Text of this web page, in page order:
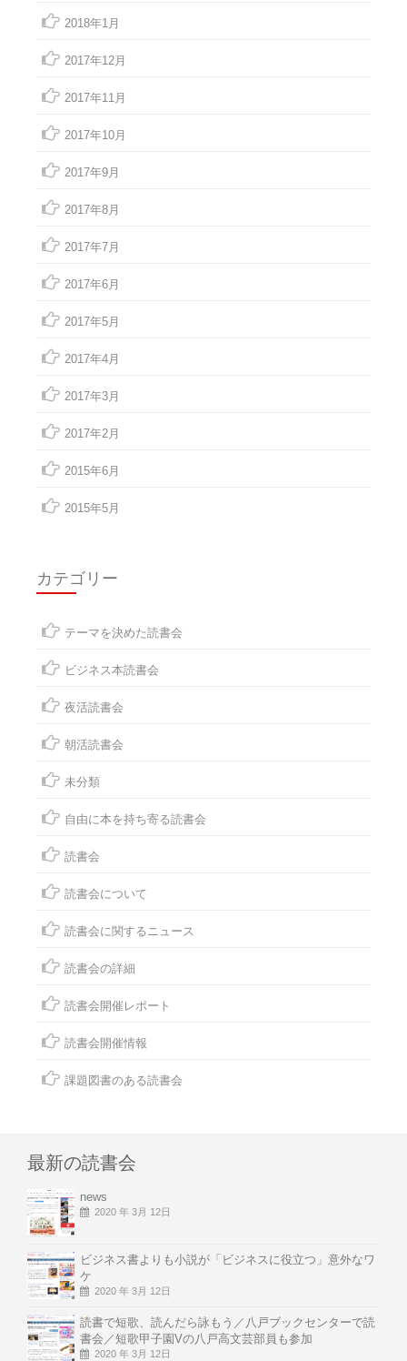
2018年1月
2017年12月
2017年11月
2017年10月
2017年9月
2017年8月
2017年7月
2017年6月
2017年5月
2017年4月
2017年3月
2017年2月
2015年6月
2015年5月
カテゴリー
テーマを決めた読書会
ビジネス本読書会
夜活読書会
朝活読書会
未分類
自由に本を持ち寄る読書会
読書会
読書会について
読書会に関するニュース
読書会の詳細
読書会開催レポート
読書会開催情報
課題図書のある読書会
最新の読書会
news
2020 年 3月 12日
ビジネス書よりも小説が「ビジネスに役立つ」意外なワ
ケ
2020 年 3月 12日
読書で短歌、読んだら詠もう／八戸ブックセンターで読
書会／短歌甲子園Vの八戸高文芸部員も参加
2020 年 3月 12日